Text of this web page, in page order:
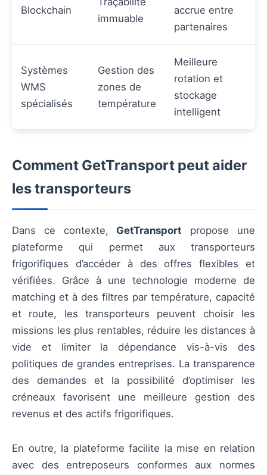
Blockchain
immuable
accrue entre
partenaires
Systèmes
WMS
spécialisés
Gestion des
zones de
température
Meilleure
rotation et
stockage
intelligent
Comment GetTransport peut aider
les transporteurs
Dans ce contexte, GetTransport propose une
plateforme qui permet aux transporteurs
frigorifiques d’accéder à des offres flexibles et
vérifiées. Grâce à une technologie moderne de
matching et à des filtres par température, capacité
et route, les transporteurs peuvent choisir les
missions les plus rentables, réduire les distances à
vide et limiter la dépendance vis-à-vis des
politiques de grandes entreprises. La transparence
des demandes et la possibilité d’optimiser les
créneaux favorisent une meilleure gestion des
revenus et des actifs frigorifiques.
En outre, la plateforme facilite la mise en relation
avec des entreposeurs conformes aux normes